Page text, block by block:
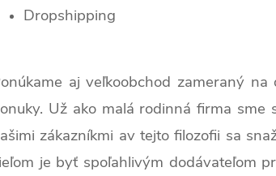
Dropshipping
aj veľkoobchod zameraný
Už ako malá rodinná firma
zákazníkmi av tejto filozofii sa
je byť spoľahlivým dodávateľom